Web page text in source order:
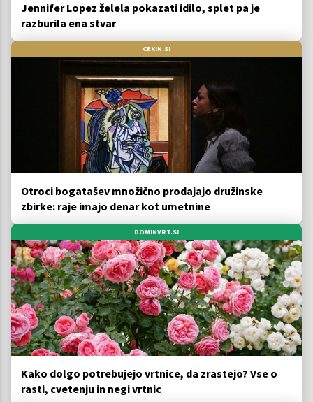
Jennifer Lopez želela pokazati idilo, splet pa je
razburila ena stvar
CEKIN.SI
Otroci bogatašev množično prodajajo družinske
zbirke: raje imajo denar kot umetnine
DOMINVRT.SI
Kako dolgo potrebujejo vrtnice, da zrastejo? Vse o
rasti, cvetenju in negi vrtnic